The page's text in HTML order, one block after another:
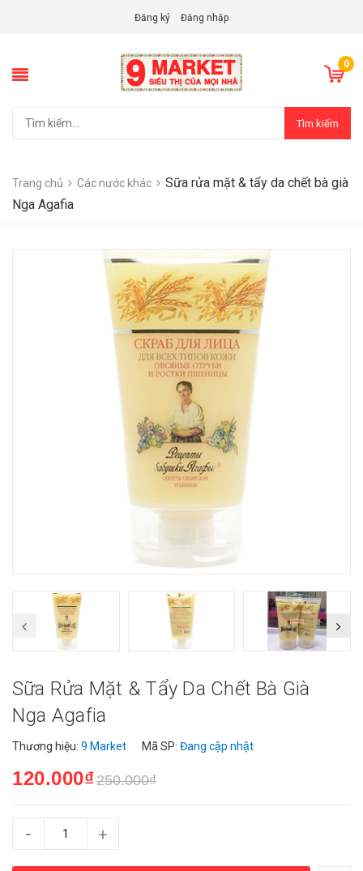
Đăng ký Đăng nhập
0
Tìm kiếm
Trang chủ Các nước khác
Sữa rửa mặt & tẩy da chết bà già
Nga Agafia
Sữa Rửa Mặt & Tẩy Da Chết Bà Già
Nga Agafia
Thương hiệu: 9 Market Mã SP: Đang cập nhật
120.000₫250.000₫
- +